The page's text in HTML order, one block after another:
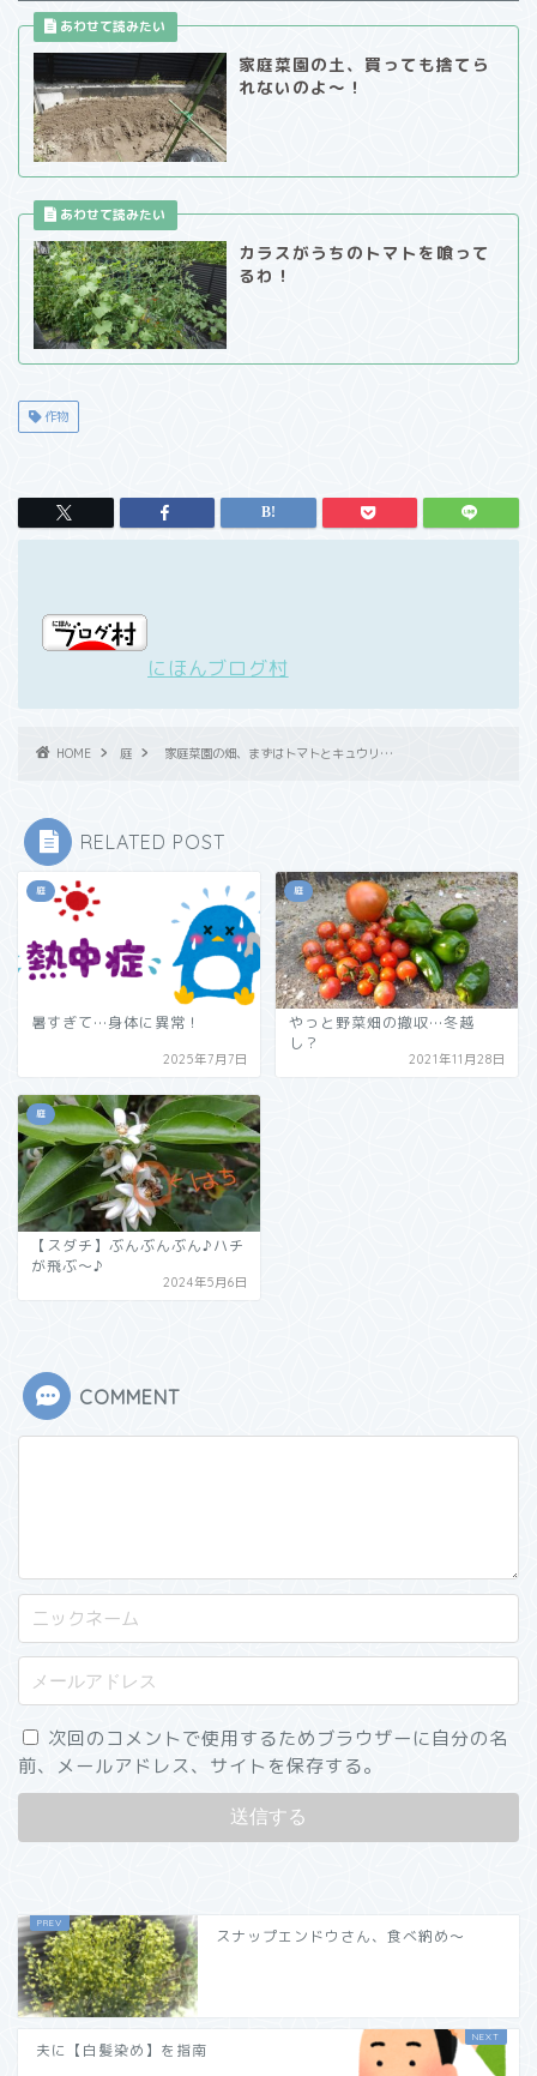
家庭菜園の土、買っても捨てら
れないのよ～！
カラスがうちのトマトを喰って
るわ！
作物
にほんブログ村
HOME 庭 家庭菜園の畑、まずはトマトとキュウリ…
RELATED POST
庭
暑すぎて…身体に異常！
2025年7月7日
庭
やっと野菜畑の撤収…冬越
し？
2021年11月28日
庭
【スダチ】ぶんぶんぶん♪ハチ
が飛ぶ～♪
2024年5月6日
COMMENT
次回のコメントで使用するためブラウザーに自分の名
前、メールアドレス、サイトを保存する。
スナップエンドウさん、食べ納め～
夫に【白髪染め】を指南